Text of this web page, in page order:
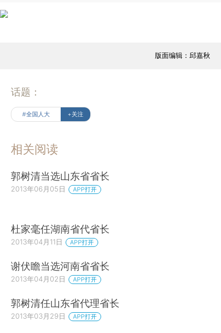
版面编辑：邱嘉秋
话题：
#全国人大 +关注
相关阅读
郭树清当选山东省省长
2013年06月05日 APP打开
杜家毫任湖南省代省长
2013年04月11日 APP打开
谢伏瞻当选河南省省长
2013年04月02日 APP打开
郭树清任山东省代理省长
2013年03月29日 APP打开